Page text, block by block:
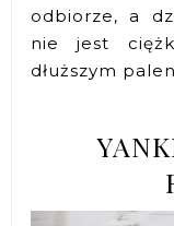
odbiorze, a
nie jest
dłuższym